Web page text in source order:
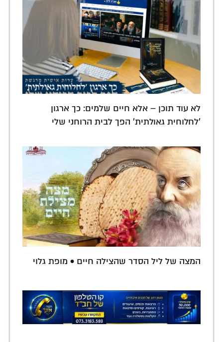
לא עוד תוכן – אלא חיים שלמים: כך ארגון
'לחלוחית גאולתית' הפך לבית הרוחני שלי
המצה של ליל הסדר שהצילה חיים • מופת גלוי